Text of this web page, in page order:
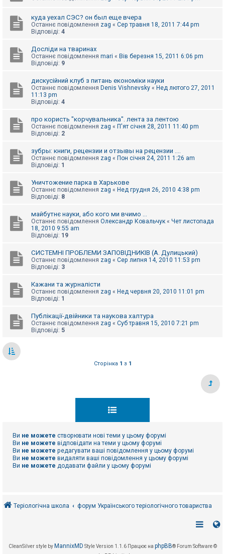
куда уехал СЭС? он был еще вчера
Останнє повідомлення zag « Сер травня 18, 2011 7:44 pm
Відповіді: 4
Досліди на тваринах
Останнє повідомлення mari « Вів березня 15, 2011 6:06 pm
Відповіді: 9
дискусійний клуб з питань економіки науки
Останнє повідомлення Denis Vishnevsky « Нед лютого 27, 2011
11:13 pm
Відповіді: 4
про користь "корчувальника". лента за лентою
Останнє повідомлення zag « П'ят січня 28, 2011 11:40 pm
Відповіді: 2
зубры: книги, рецензии и отзывы на рецензии ....
Останнє повідомлення zag « Пон січня 24, 2011 1:26 am
Відповіді: 1
Уничтожение парка в Харькове
Останнє повідомлення zag « Нед грудня 26, 2010 4:38 pm
Відповіді: 8
майбутнє науки, або кого ми вчимо ...
Останнє повідомлення Олександр Ковальчук « Чет листопада
18, 2010 9:55 am
Відповіді: 19
СИСТЕМНІ ПРОБЛЕМИ ЗАПОВІДНИКІВ (А. Дулицький)
Останнє повідомлення zag « Сер липня 14, 2010 11:53 pm
Відповіді: 3
Кажани та журналісти
Останнє повідомлення zag « Нед червня 20, 2010 11:01 pm
Відповіді: 1
Публікації-двійники та наукова халтура
Останнє повідомлення zag « Суб травня 15, 2010 7:21 pm
Відповіді: 5
Сторінка 1 з 1
Ви не можете створювати нові теми у цьому форумі
Ви не можете відповідати на теми у цьому форумі
Ви не можете редагувати ваші повідомлення у цьому форумі
Ви не можете видаляти ваші повідомлення у цьому форумі
Ви не можете додавати файли у цьому форумі
Теріологічна школа форум Українського теріологічного товариства
CleanSilver style byMannixMD Style Version 1.1.6 Працює на phpBB® Forum Software ©